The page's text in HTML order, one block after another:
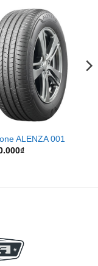
ALENZA 001
₫